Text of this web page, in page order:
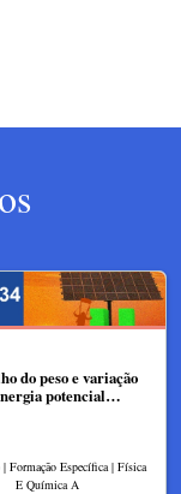
do peso e variação
potencial…
| Formação Específica | Física
E Química A